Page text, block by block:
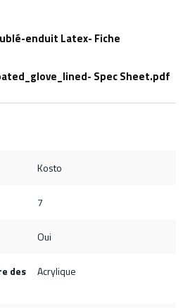
enduit Latex- Fiche
Spec Sheet.pdf
Kosto
7
Oui
des
Acrylique